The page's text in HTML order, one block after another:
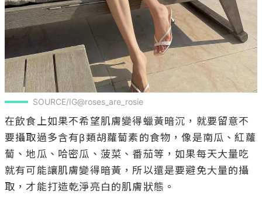
SOURCE/IG@roses_are_rosie
在飲食上如果不希望肌膚變得蠟黃暗沉，就要留意不
要攝取過多含有β類胡蘿蔔素的食物，像是南瓜、紅蘿
蔔、地瓜、哈密瓜、菠菜、番茄等，如果每天大量吃
就有可能讓肌膚變得暗黃，所以還是要避免大量的攝
取，才能打造乾淨亮白的肌膚狀態。